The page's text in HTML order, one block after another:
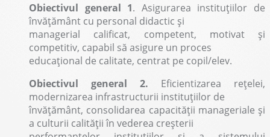
Obiectivul general 1. Asigurarea instituțiilor de
învățământ cu personal didactic și
managerial calificat, competent, motivat și
competitiv, capabil să asigure un proces
educațional de calitate, centrat pe copil/elev.
Obiectivul general 2. Eficientizarea rețelei,
modernizarea infrastructurii instituțiilor de
învățământ, consolidarea capacității manageriale și
a culturii calității în vederea creșterii